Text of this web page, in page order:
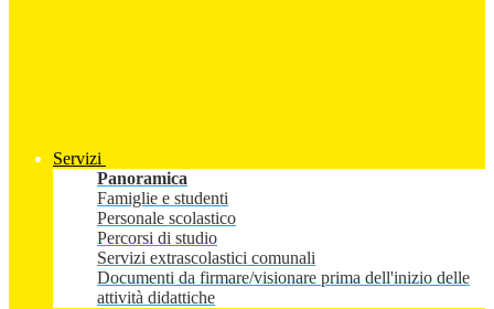
Servizi
Panoramica
Famiglie e studenti
Personale scolastico
Percorsi di studio
Servizi extrascolastici comunali
Documenti da firmare/visionare prima dell'inizio delle
attività didattiche